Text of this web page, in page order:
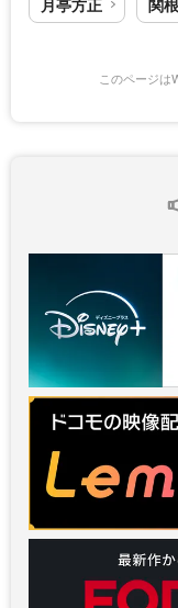
このページは